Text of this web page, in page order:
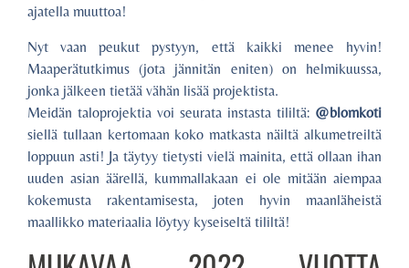
ajatella muuttoa!
Nyt vaan peukut pystyyn, että kaikki menee hyvin!
Maaperätutkimus (jota jännitän eniten) on helmikuussa,
jonka jälkeen tietää vähän lisää projektista.
Meidän taloprojektia voi seurata instasta tililtä: @blomkoti
siellä tullaan kertomaan koko matkasta näiltä alkumetreiltä
loppuun asti! Ja täytyy tietysti vielä mainita, että ollaan ihan
uuden asian äärellä, kummallakaan ei ole mitään aiempaa
kokemusta rakentamisesta, joten hyvin maanläheistä
maallikko materiaalia löytyy kyseiseltä tililtä!